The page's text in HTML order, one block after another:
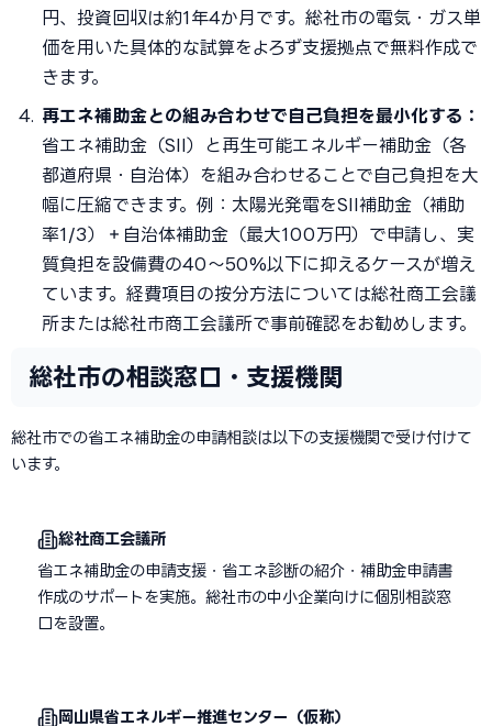
円、投資回収は約1年4か月です。総社市の電気・ガス単
価を用いた具体的な試算をよろず支援拠点で無料作成で
きます。
再エネ補助金との組み合わせで自己負担を最小化する：
省エネ補助金（SII）と再生可能エネルギー補助金（各
都道府県・自治体）を組み合わせることで自己負担を大
幅に圧縮できます。例：太陽光発電をSII補助金（補助
率1/3）＋自治体補助金（最大100万円）で申請し、実
質負担を設備費の40〜50%以下に抑えるケースが増え
ています。経費項目の按分方法については総社商工会議
所または総社市商工会議所で事前確認をお勧めします。
総社市の相談窓口・支援機関
総社市での省エネ補助金の申請相談は以下の支援機関で受け付けて
います。
総社商工会議所
省エネ補助金の申請支援・省エネ診断の紹介・補助金申請書
作成のサポートを実施。総社市の中小企業向けに個別相談窓
口を設置。
岡山県省エネルギー推進センター（仮称）